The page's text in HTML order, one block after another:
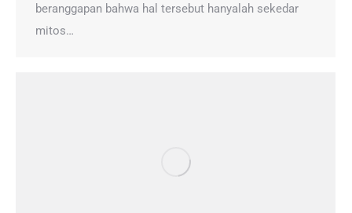
beranggapan bahwa hal tersebut hanyalah sekedar
mitos…